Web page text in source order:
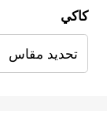
كاكي
تحديد مقاس